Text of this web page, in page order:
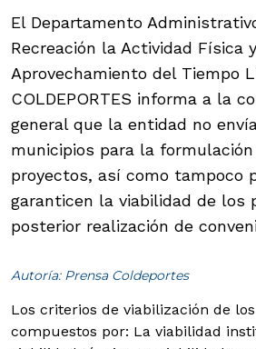
El Departamento
Recreación la Actividad Física
Aprovechamiento del Tiempo
COLDEPORTES informa a la
general que la entidad no
municipios para la
proyectos, así como tampoco
garanticen la viabilidad de los
posterior realización de
Autoría: Prensa Coldeportes
Los criterios de viabilización de
compuestos por: La viabilidad